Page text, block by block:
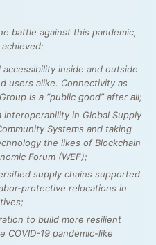
battle against this pandemic,
inside and outside
users alike. Connectivity as
is a “public good” after all;
in Global Supply
Systems and taking
the likes of Blockchain
Forum (WEF);
supply chains supported
protective relocations in
to build more resilient
19 pandemic-like